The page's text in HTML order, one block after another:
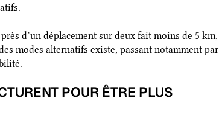
d’un déplacement sur deux fait moins de 5 km,
modes alternatifs existe, passant notamment par
POUR ÊTRE PLUS